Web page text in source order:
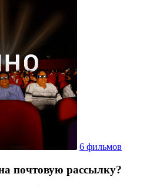
6 фильмов
почтовую рассылку?